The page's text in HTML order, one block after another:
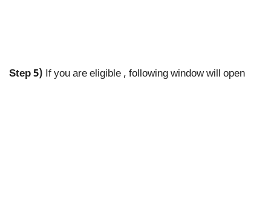
Step 5) If you are eligible , following window will open